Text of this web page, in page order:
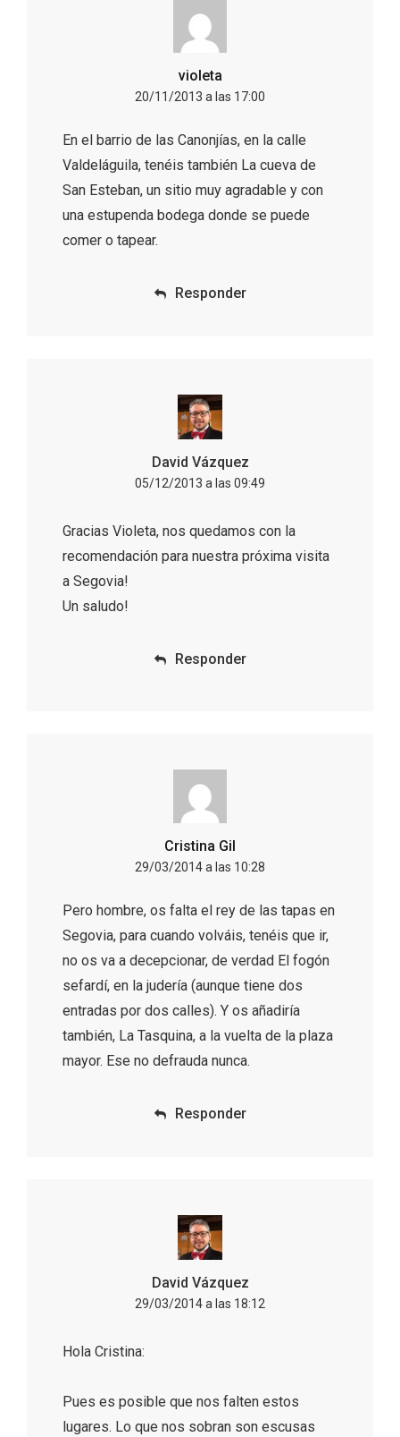
violeta
20/11/2013 a las 17:00
En el barrio de las Canonjías, en la calle
Valdeláguila, tenéis también La cueva de
San Esteban, un sitio muy agradable y con
una estupenda bodega donde se puede
comer o tapear.
Responder
David Vázquez
05/12/2013 a las 09:49
Gracias Violeta, nos quedamos con la
recomendación para nuestra próxima visita
a Segovia!
Un saludo!
Responder
Cristina Gil
29/03/2014 a las 10:28
Pero hombre, os falta el rey de las tapas en
Segovia, para cuando volváis, tenéis que ir,
no os va a decepcionar, de verdad El fogón
sefardí, en la judería (aunque tiene dos
entradas por dos calles). Y os añadiría
también, La Tasquina, a la vuelta de la plaza
mayor. Ese no defrauda nunca.
Responder
David Vázquez
29/03/2014 a las 18:12
Hola Cristina:
Pues es posible que nos falten estos
lugares. Lo que nos sobran son escusas
Castilla y León
Concierto de Navidad en Moradillo de
Fermoselle, ella la bella, el balcón de los
Arribes
Inauguración del Árbol de Navidad a
ganchillo de Moradillo de Roa